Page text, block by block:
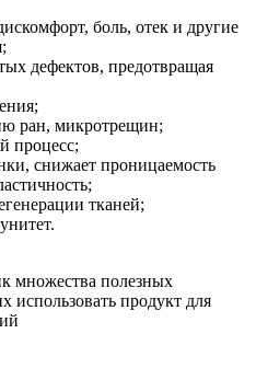
боль, отек и другие
дефектов, предотвращая
ран, микротрещин;
процесс;
снижает проницаемость
тканей;
множества полезных
использовать продукт для